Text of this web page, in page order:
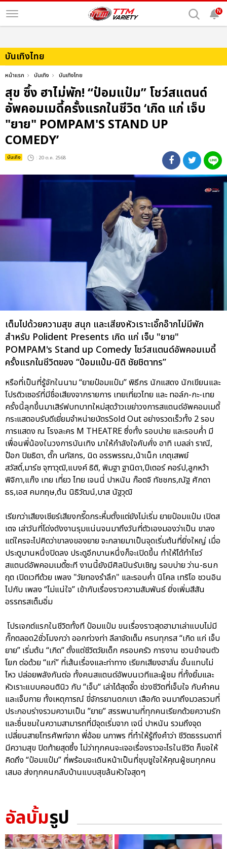
N
บันเทิงไทย
หน้าแรก บันเทิง บันเทิงไทย
สุข ซึ้ง ฮาไม่พัก! “ป๋อมแป๋ม” โชว์สแตนด์
อัพคอมเมดี้ครั้งแรกในชีวิต ‘เกิด แก่ เจ็บ
"ยาย" POMPAM'S STAND UP
COMEDY’
บันเทิง : 20 ต.ค. 2568
เต็มไปด้วยความสุข สนุก และเสียงหัวเราะเอิ๊กอ๊ากไม่มีพัก
สำหรับ Polident Presents เกิด แก่ เจ็บ "ยาย"
POMPAM's Stand up Comedy โชว์สแตนด์อัพคอมเมดี้
ครั้งแรกในชีวิตของ “ป๋อมแป๋ม-นิติ ชัยชิตาทร”
หรือที่เป็นที่รู้จักในนาม “ยายป๋อมแป๋ม” พิธีกร นักแสดง นักเขียนและ
โปรดิวเซอร์ที่มีชื่อเสียงจากรายการ เทยเที่ยวไทย และ ทอล์ก-กะ-เทย
ครั้งนี้ลุกขึ้นมาเสิร์ฟบทบาทใหม่สุดว้าวเขย่าวงการสแตนด์อัพคอมเมดี้
กระแสตอบรับดีเยี่ยมจำหน่ายบัตรSold Out อย่างรวดเร็วทั้ง 2 รอบ
การแสดง ณ โรงละคร M THEATRE ซึ่งทั้ง รอบบ่าย และรอบค่ำ มี
เพื่อนพี่น้องในวงการบันเทิง มาให้กำลังใจคับคั่ง อาทิ เบลล่า ราณี,
ป๊อก ปิยธิดา, ตั๊ก นภัสกร, นิด อรรพรรณ,น้าเน็ก เกตุเสพย์
สวัสดิ์,มาร์ช จุฑาวุฒิ,แบงค์ ธิติ, พิมฐา ฐานิดา,ปีเตอร์ คอร์ป,ลูกหว้า
พิจิกา,แก๊ง เทย เที่ยว ไทย เจนนี่ ปาหนัน ก๊อตจิ ทัชชกร,ณัฐ ศักดา
ธร,เอส คมกฤษ,ต้น นิธิวัฒน์,บาส นัฐวุฒิ
เรียกว่าเสียงเชียร์เสียงกรี๊ดกระหึ่มตั้งแต่ยังไม่เริ่ม ยายป๋อมแป๋ม เปิดส
เตจ เล่าวันที่โด่งดังงานรุมแน่นจนมาถึงวันที่ตัวเองมองว่าเป็น ขาลง
แต่ใครจะไปคิดว่าขาลงของยาย จะกลายมาเป็นจุดเริ่มต้นที่ยิ่งใหญ่ เมื่อ
ประตูบานหนึ่งปิดลง ประตูอีกบานหนึ่งก็จะเปิดขึ้น ทำให้ได้ทำโชว์
สแตนด์อัพคอมเมดี้ซะที งานนี้ยังมีศิลปินรับเชิญ รอบบ่าย ว่าน-ธนก
ฤต เปิดเวทีด้วย เพลง "วัยทองรำลึก" และรอบค่ำ นิโคล เทริโอ ชวนอิน
ไปกับ เพลง “ไม่แน่ใจ” เข้ากับเรื่องราวความสัมพันธ์ ยิ่งเพิ่มสีสัน
อรรถรสเต็มอิ่ม
โปรเจกต์แรกในชีวิตทั้งที ป๋อมแป๋ม ขนเรื่องราวสุดฮามาเล่าแบบไม่มี
กั๊กตลอด2ชั่วโมงกว่า ออกท่วงท่า ลีลาจัดเต็ม ครบทุกรส “เกิด แก่ เจ็บ
ยาย” เริ่มต้น “เกิด” ตั้งแต่ชีวิตวัยเด็ก ครอบครัว การงาน ชวนขำจนตัว
โยก ต่อด้วย “แก่” ที่เส้นเรื่องและท่าทาง เรียกเสียงฮาลั่น อั้นแทบไม่
ไหว ปล่อยพลังกันต่อ ทั้งคนสแตนด์อัพบนเวทีและผู้ชม ที่ทั้งยิ้มและ
หัวเราะแบบคอนตินิว กับ “เจ็บ“ เล่าได้สุดจี๊ด ช่วงชีวิตที่เจ็บใจ กับคำคน
และเจ็บกาย ทั้งเหตุการณ์ ขี่จักรยานตกเขา เสือกัด จนมาถึงมวลรวมที่
ประกอบร่างรวมความเป็น ”ยาย” สรรพนามที่ทุกคนเรียกด้วยความรัก
และชื่นชมในความสามารถที่มีจุดเริ่มจาก เจนี่ ปาหนัน รวมถึงจุด
เปลี่ยนสายโทรศัพท์จาก พี่อ้อย นภาพร ที่ทำให้รู้ถึงคำว่า ชีวิตธรรมดาที่
มีความสุข ปิดท้ายสุดซึ้ง ไม่ว่าทุกคนจะเจอเรื่องราวอะไรในชีวิต ก็ขอให้
คิดถึง “ป๋อมแป๋ม” ที่พร้อมจะเดินหน้าเป็นที่ชุบชูใจให้คุณผู้ชมทุกคน
เสมอ ส่งทุกคนกลับบ้านแบบสุขล้นหัวใจสุดๆ
อัลบั้มรูป